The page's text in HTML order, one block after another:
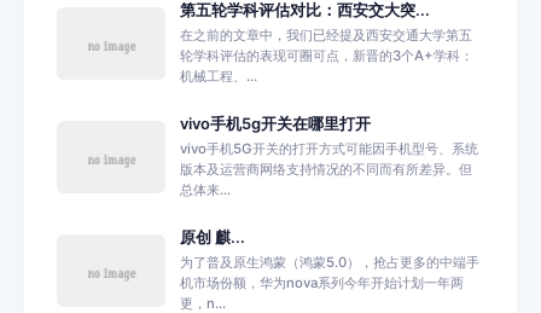
第五轮学科评估对比：西安交大突...
在之前的文章中，我们已经提及西安交通大学第五
轮学科评估的表现可圈可点，新晋的3个A+学科：
机械工程、...
vivo手机5g开关在哪里打开
vivo手机5G开关的打开方式可能因手机型号、系统
版本及运营商网络支持情况的不同而有所差异。但
总体来...
原创 麒...
为了普及原生鸿蒙（鸿蒙5.0），抢占更多的中端手
机市场份额，华为nova系列今年开始计划一年两
更，n...